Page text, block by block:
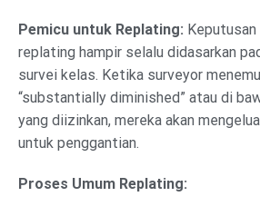
Pemicu untuk Replating: Keputusan
replating hampir selalu didasarkan
survei kelas. Ketika surveyor
“substantially diminished” atau di
yang diizinkan, mereka akan
untuk penggantian.
Proses Umum Replating: